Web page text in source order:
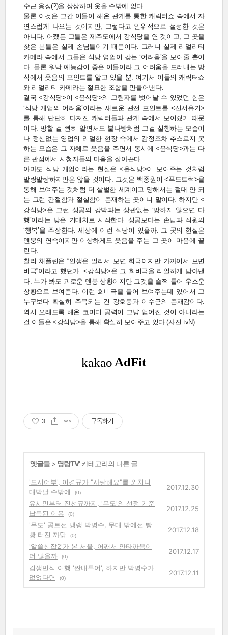
수근 응징(?)을 상상하며 웃을 수밖에 없다.
물론 이것은 그간 이들이 해온 관계를 통한 캐릭터쇼 속에서 자
연스럽게 나오는 것이지만, 그렇다고 인위적으로 설정한 것은
아니다. 어쨌든 그들은 제주도에서 강식당을 연 것이고, 그 곳을
찾은 분들은 실제 손님들이기 때문이다. 그러니 실제 리얼리티
카메라 속에서 그들은 식당 영업이 갖는 ‘어려움’을 보여줄 뿐이
다. 물론 워낙 예능감이 좋은 이들이라 그 어려움을 드러내는 방
식에서 웃음의 포인트를 알고 있을 뿐. 여기서 이들의 캐릭터쇼
와 리얼리티 카메라는 절묘한 조합을 만들어낸다.
결국 <강식당>이 <윤식당>의 그림자를 벗어날 수 있었던 힘은
‘식당 개업의 어려움’이라는 새로운 관전 포인트를 <신서유기>
를 통해 단단히 다져진 캐릭터들과 관계 속에서 보여줬기 때문
이다. 망할 걸 뻔히 알면서도 불나방처럼 그걸 실행하는 모습이
나 정신없는 영업의 리얼한 현장 속에서 감정조차 추스르지 못
하는 모습은 그 자체로 웃음을 주면서 동시에 <윤식당>과는 다
른 관점에서 시청자들의 마음을 잡아끈다.
아마도 식당 개업이라는 현실은 <윤식당>이 보여주는 것처럼
말랑말랑하지만은 않을 것이다. 그것은 백종원이 <푸드트럭>을
통해 보여주는 것처럼 더 살벌한 세계이고 망해서는 절대 안 되
는 그런 간절함과 절실함이 존재하는 곳이니 말이다. 하지만 <
강식당>은 그런 성공의 강박과는 상관없는 ‘망하지 않으면 다
행’이라는 낮은 기대치로 시작한다. 성공보다는 손님과 직원의
‘행복’을 주장한다. 세상에 이런 식당이 있을까. 그 곳의 현실은
멘붕의 연속이지만 이상하게도 웃음을 주는 그 곳이 마음에 끌
린다.
찰리 채플린은 “인생은 멀리서 보면 희극이지만 가까이서 보면
비극”이라고 했던가. <강식당>은 그 희비극을 리얼하게 담아낸
다. 누가 봐도 괴로운 멘붕 상황이지만 그것을 슬쩍 틀어 우스운
상황으로 보여준다. 이런 희비극을 틀어 보여주는데 있어서 그
누구보다 확실히 주목되는 건 강호동과 이수근의 존재감이다.
역시 오래도록 해온 코미디 공력이 그냥 얻어진 것이 아니라는
걸 이들은 <강식당>을 통해 확실히 보여주고 있다.(사진:tvN)
3 구독하기
'옛글들> 명랑TV' 카테고리의 다른 글
'도시어부', 이경규가 "사랑해요"를 외치니
대박날 수밖에
(0)
2017.12.30
유시민부터 진선규까지, '무도'의 선정 기준
납득된 이유
(0)
2017.12.25
'무도' 콩트선 냉랭 박명수, 무대 밖에선 빵
빵 터진 까닭
(0)
2017.12.18
'알쓸신잡2'가 본 서울, 어째서 안타까움이
더 많을까
(0)
2017.12.17
김생민식 여행 '짠내투어', 하지만 박명수가
없었다면
(0)
2017.12.11